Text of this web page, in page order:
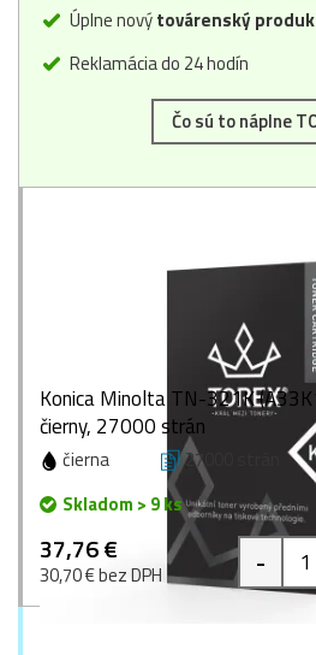
Úplne novýtovárenský
Reklamácia do 24 hodín
Čo sú to náplne
Konica Minolta TN-321K
čierny, 27000 strán
čierna 27000 strán
Skladom > 9 ks
37,76 €
30,70 € bez DPH -